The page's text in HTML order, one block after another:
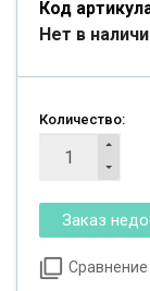
Код
Нет в
Количество:
Сравнение